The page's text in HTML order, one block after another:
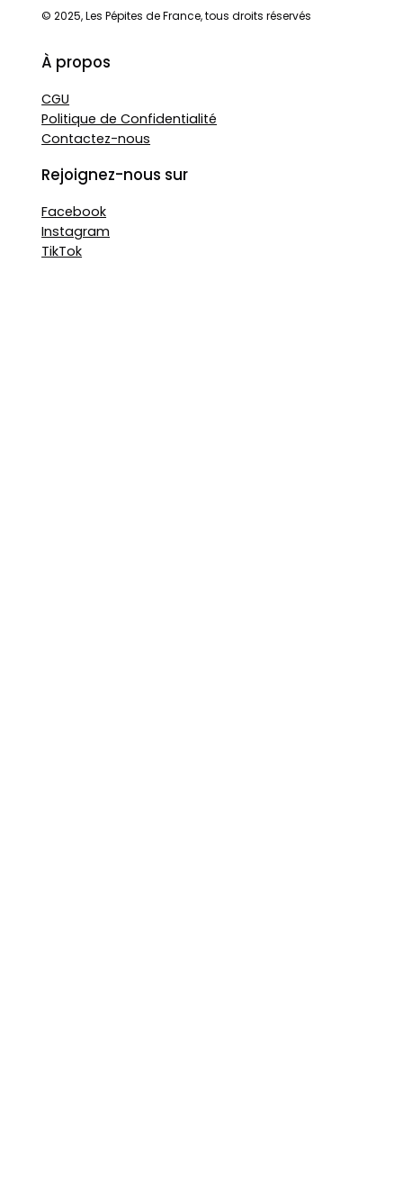
© 2025, Les Pépites de France, tous droits réservés
À propos
CGU
Politique de Confidentialité
Contactez-nous
Rejoignez-nous sur
Facebook
Instagram
TikTok